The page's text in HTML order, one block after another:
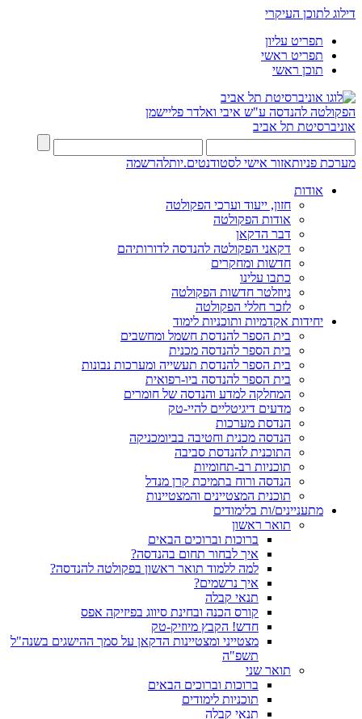
דילוג לתוכן העיקרי
תפריט עליון
תפריט ראשי
תוכן ראשי
הפקולטה להנדסה ע"ש איבי ואלדר פליישמן
אוניברסיטת תל אביב
מערכת פניותאזור אישי לסטודנטים.יותלהרשמה
אודות
חזון, ייעוד וערכי הפקולטה
אודות הפקולטה
דבר הדקאן
דקאני הפקולטה להנדסה לדורותיהם
חדשות ומחקרים
כתבו עלינו
ניוזלטר חדשות הפקולטה
לזכר חללי הפקולטה
יחידות אקדמיות ותוכניות לימוד
בית הספר להנדסת חשמל ומחשבים
בית הספר להנדסה מכנית
בית הספר להנדסת תעשייה ומערכות נבונות
בית הספר להנדסה ביו-רפואית
המחלקה למדע והנדסה של חומרים
מדעים דיגיטליים להיי-טק
הנדסת מערכות
הנדסה מכנית וחטיבה בביומכניקה
התוכנית להנדסת סביבה
תוכניות רב-תחומיות
הנדסה ורוח בתמיכת קרן מנדל
תוכנית המצטיינים והמצטיינות
מתעניינים/ות בלימודים
תואר ראשון
ברוכות וברוכים הבאים
איך לבחור תחום בהנדסה?
למה ללמוד תואר ראשון בפקולטה להנדסה?
איך נרשמים?
תנאי קבלה
קורס הכנה ובחינת סיווג בפיזיקה אפס
חדש! הקבץ מיוזיק-טק
מצטייני ומצטיינות הדקאן על סמך ההישגים בשנה"ל
תשפ"ה
תואר שני
ברוכות וברוכים הבאים
תוכניות לימודים
תנאי קבלה